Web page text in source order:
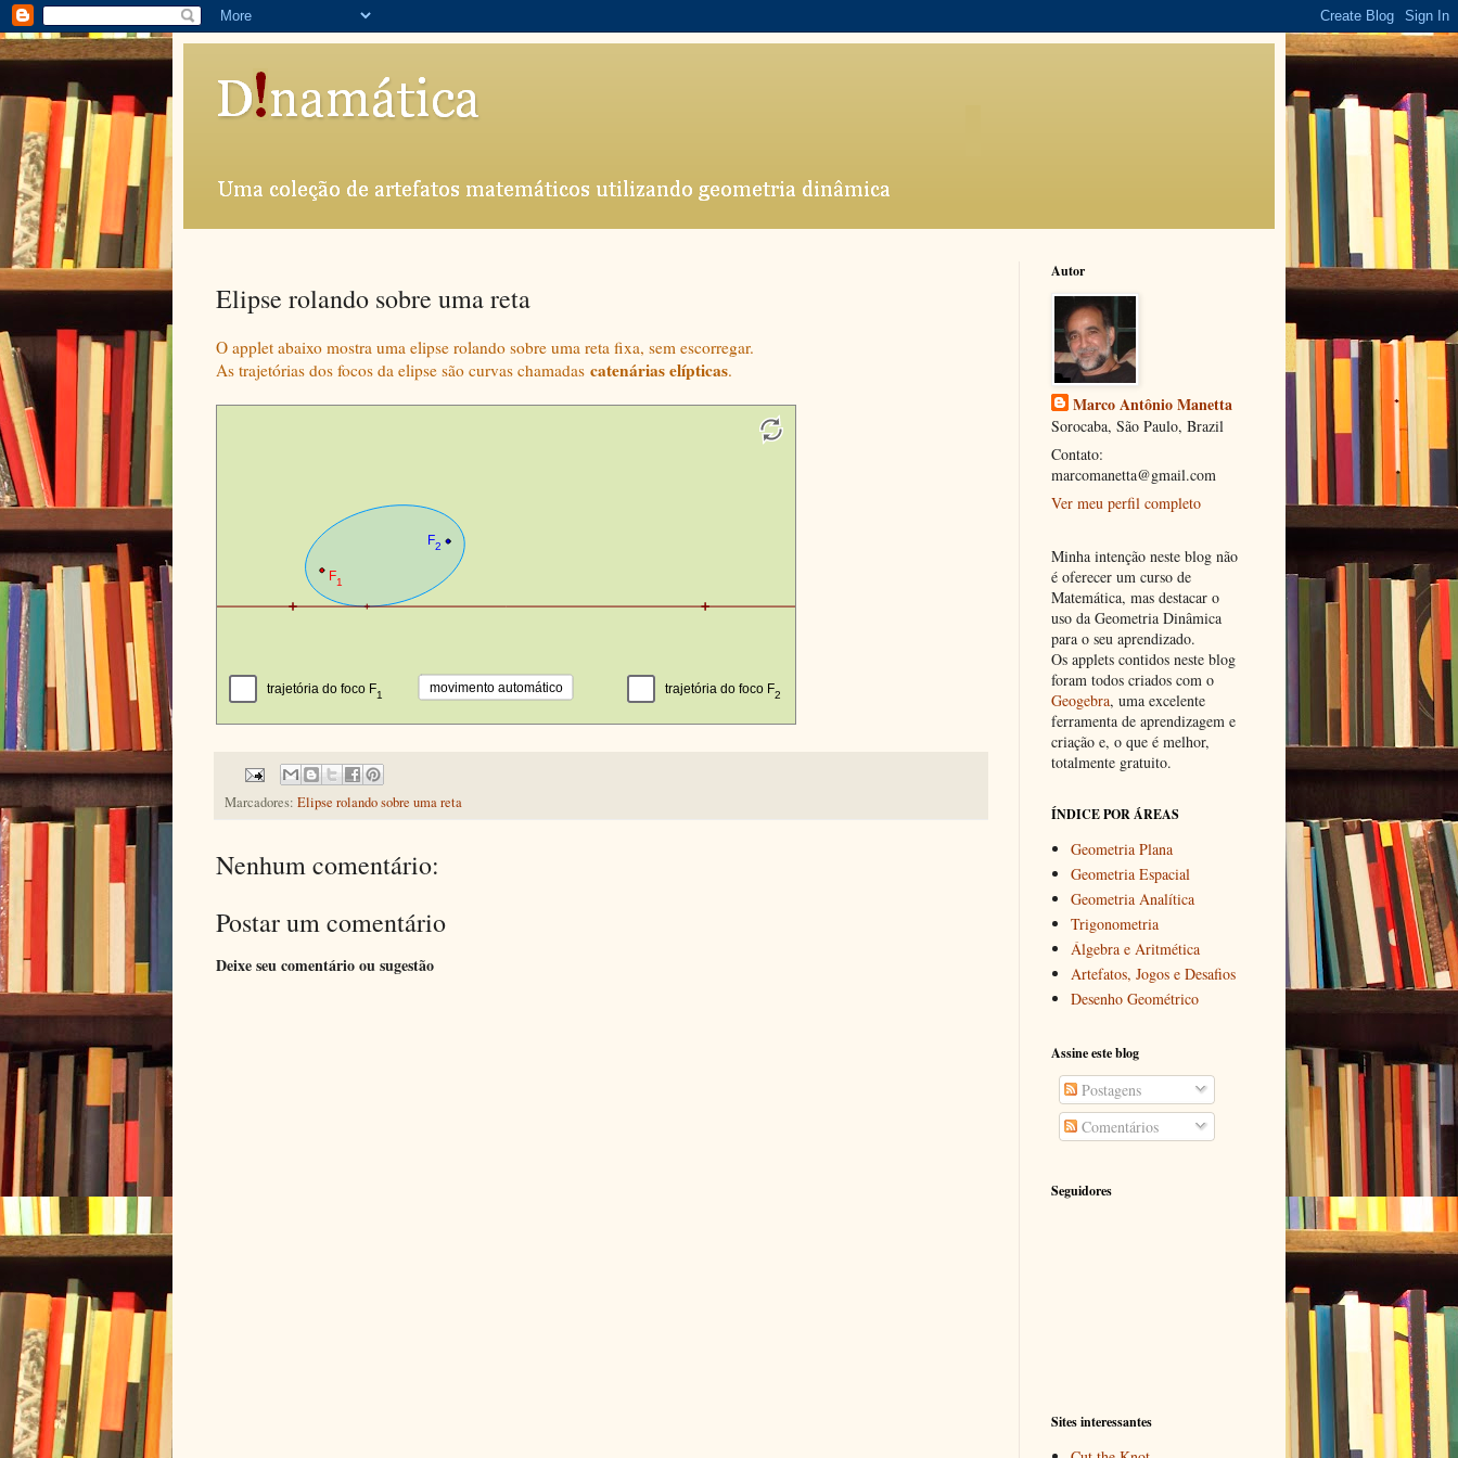
Elipse rolando sobre uma reta
O applet abaixo mostra uma elipse rolando sobre uma reta fixa, sem escorregar.
As trajetórias dos focos da elipse são curvas chamadas catenárias elípticas.
Marcadores: Elipse rolando sobre uma reta
Nenhum comentário:
Postar um comentário
Deixe seu comentário ou sugestão
Autor
Marco Antônio Manetta
Sorocaba, São Paulo, Brazil
Contato:
marcomanetta@gmail.com
Ver meu perfil completo
Minha intenção neste blog não
é oferecer um curso de
Matemática, mas destacar o
uso da Geometria Dinâmica
para o seu aprendizado.
Os applets contidos neste blog
foram todos criados com o
Geogebra, uma excelente
ferramenta de aprendizagem e
criação e, o que é melhor,
totalmente gratuito.
ÍNDICE POR ÁREAS
Geometria Plana
Geometria Espacial
Geometria Analítica
Trigonometria
Álgebra e Aritmética
Artefatos, Jogos e Desafios
Desenho Geométrico
Assine este blog
Postagens
Comentários
Seguidores
Sites interessantes